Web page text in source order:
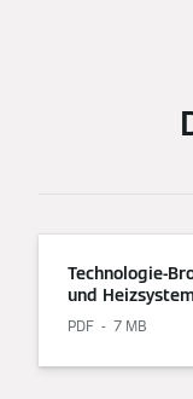
Technologie-
und
PDF 7 MB